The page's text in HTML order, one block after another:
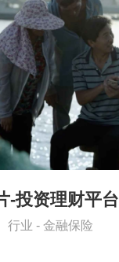
-投资理财平台
行业 - 金融保险